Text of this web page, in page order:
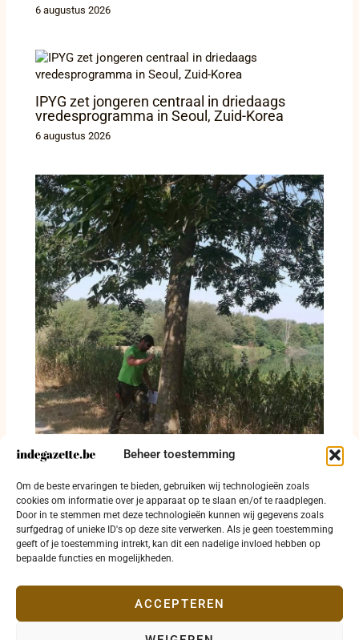
Beheer toestemming
Om de beste ervaringen te bieden, gebruiken wij technologieën zoals
cookies om informatie over je apparaat op te slaan en/of te raadplegen.
Door in te stemmen met deze technologieën kunnen wij gegevens zoals
surfgedrag of unieke ID's op deze site verwerken. Als je geen toestemming
geeft of je toestemming intrekt, kan dit een nadelige invloed hebben op
bepaalde functies en mogelijkheden.
ACCEPTEREN
6 augustus 2026
IPYG zet jongeren centraal in driedaags
vredesprogramma in Seoul, Zuid-Korea
6 augustus 2026
Günther Claes vraagt langetermijnplan tegen
droogte in Diksmuide
31 juli 2026